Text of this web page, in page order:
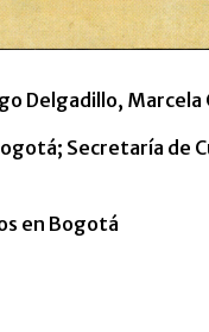
Delgadillo, Marcela
Secretaría
en Bogotá